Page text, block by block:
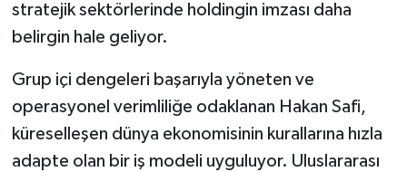
stratejik sektörlerinde holdingin imzası daha
belirgin hale geliyor.
Grup içi dengeleri başarıyla yöneten ve
operasyonel verimliliğe odaklanan Hakan Safi,
küreselleşen dünya ekonomisinin kurallarına hızla
adapte olan bir iş modeli uyguluyor. Uluslararası